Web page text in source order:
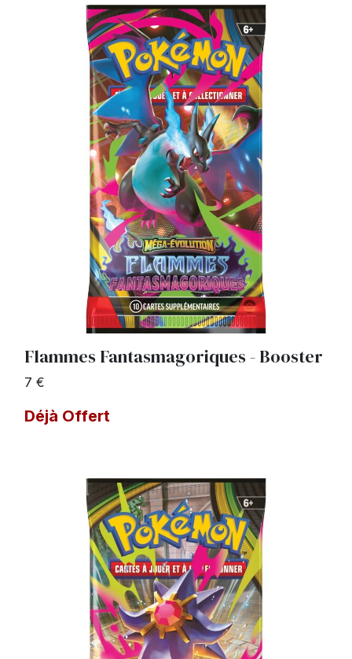
Flammes Fantasmagoriques - Booster
7 €
Déjà Offert